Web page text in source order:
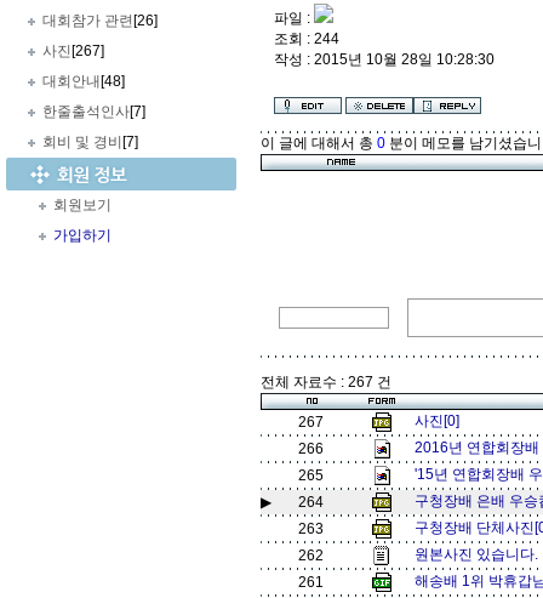
대회참가 관련 [26]
사진 [267]
대회안내 [48]
한줄출석인사[7]
회비 및 경비 [7]
회원보기
가입하기
파일 :
조회 : 244
작성 : 2015년 10월 28일 10:28:30
이 글에 대해서 총 0 분이 메모를 남기셨습
전체 자료수 : 267 건
267
사진[0]
266
2016년 연합회장
265
'15년 연합회장배
▶
264
구청장배 은배 우승
263
구청장배 단체사
262
원본사진 있습니다
261
해송배 1위 박휴갑